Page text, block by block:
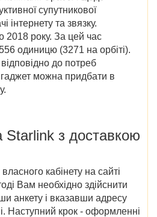
супутникової
інтернету та звязку.
2018 року. За цей час
одиницю (3271 на орбіті).
до потреб
можна придбати в
Starlink з доставкою
кабінету на сайті
Вам необхідно здійснити
анкету і вказавши адресу
Наступний крок - оформленні